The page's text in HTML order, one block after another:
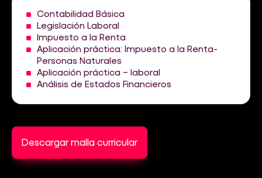
Contabilidad Básica
Legislación Laboral
Impuesto a la Renta
Aplicación práctica: Impuesto a la Renta-
Personas Naturales
Aplicación práctica – laboral
Análisis de Estados Financieros
Descargar malla curricular